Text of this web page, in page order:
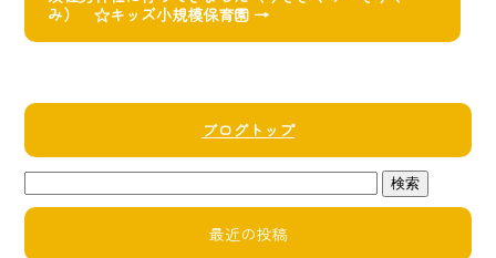
み） ☆キッズ小規模保育園→
ブログトップ
最近の投稿